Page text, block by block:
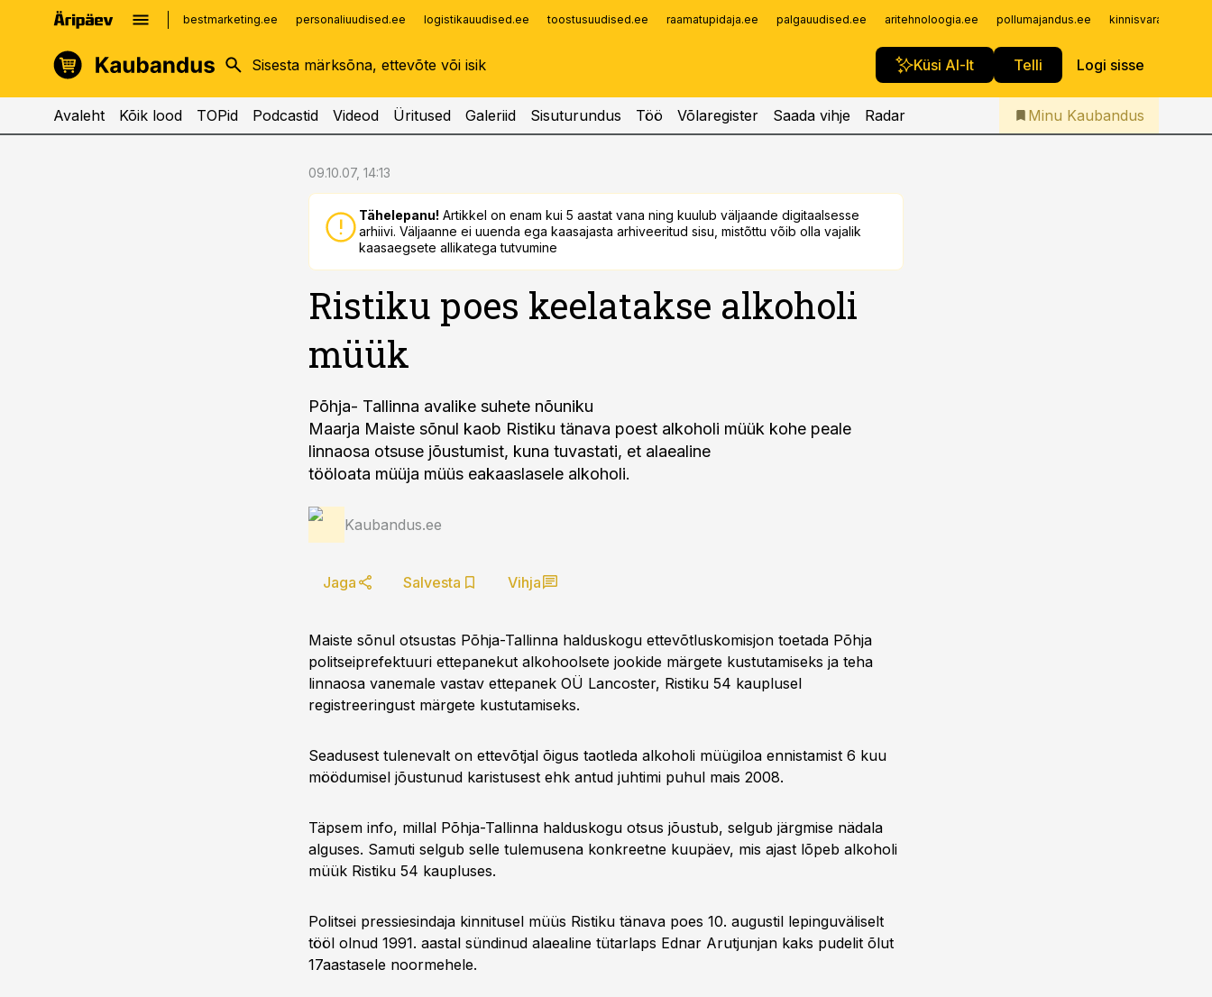
bestmarketing.ee personaliuudised.ee logistikauudised.ee toostusuudised.ee raamatupidaja.ee palgauudised.ee aritehnoloogia.ee pollumajandus.ee
Küsi AI-lt Telli Logi sisse
kinnisvarauudised.ee
logistikauudised.ee
imelineajalugu.ee
Infopank
Iseteenindus
Telli Kaubandus
Avaleht Kõik lood TOPid Podcastid Videod Üritused Galeriid Sisuturundus Töö Võlaregister Saada vihje Radar Minu Kaubandus
09.10.07, 14:13
Tähelepanu! Artikkel on enam kui 5 aastat vana ning kuulub väljaande digitaalsesse
arhiivi. Väljaanne ei uuenda ega kaasajasta arhiveeritud sisu, mistõttu võib olla vajalik
kaasaegsete allikatega tutvumine
Ristiku poes keelatakse alkoholi
müük
Põhja- Tallinna avalike suhete nõuniku
Maarja Maiste sõnul kaob Ristiku tänava poest alkoholi müük kohe peale
linnaosa otsuse jõustumist, kuna tuvastati, et alaealine
tööloata müüja müüs eakaaslasele alkoholi.
Kaubandus.ee
Jaga Salvesta Vihja
Maiste sõnul otsustas Põhja-Tallinna halduskogu ettevõtluskomisjon toetada Põhja
politseiprefektuuri ettepanekut alkohoolsete jookide märgete kustutamiseks ja teha
linnaosa vanemale vastav ettepanek OÜ Lancoster, Ristiku 54 kauplusel
registreeringust märgete kustutamiseks.
Seadusest tulenevalt on ettevõtjal õigus taotleda alkoholi müügiloa ennistamist 6 kuu
möödumisel jõustunud karistusest ehk antud juhtimi puhul mais 2008.
Täpsem info, millal Põhja-Tallinna halduskogu otsus jõustub, selgub järgmise nädala
alguses. Samuti selgub selle tulemusena konkreetne kuupäev, mis ajast lõpeb alkoholi
müük Ristiku 54 kaupluses.
Politsei pressiesindaja kinnitusel müüs Ristiku tänava poes 10. augustil lepinguväliselt
tööl olnud 1991. aastal sündinud alaealine tütarlaps Ednar Arutjunjan kaks pudelit õlut
17aastasele noormehele.